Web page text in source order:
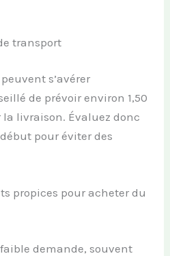
transport
s’avérer
de prévoir environ 1,50
livraison. Évaluez donc
pour éviter des
propices pour acheter du
demande, souvent